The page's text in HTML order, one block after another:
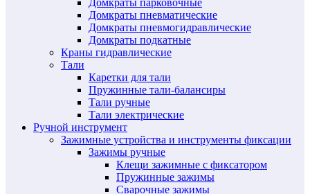
Домкраты парковочные
Домкраты пневматические
Домкраты пневмогидравлические
Домкраты подкатные
Краны гидравлические
Тали
Каретки для тали
Пружинные тали-балансиры
Тали ручные
Тали электрические
Ручной инструмент
Зажимные устройства и инструменты фиксации
Зажимы ручные
Клещи зажимные с фиксатором
Пружинные зажимы
Сварочные зажимы